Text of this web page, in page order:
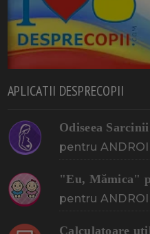
APLICATII DESPRECOPII
Odiseea
pentru
"Eu, Mămica"
pentru
Calculatoare